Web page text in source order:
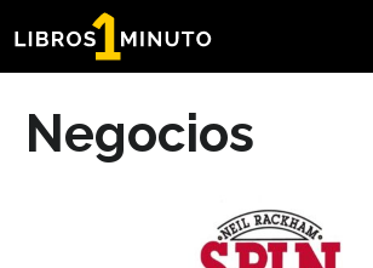
contenido
Negocios